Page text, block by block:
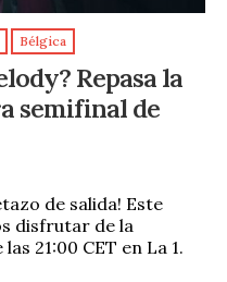
Bélgica
Repasa la
semifinal de
de salida! Este
disfrutar de la
21:00 CET en La 1.